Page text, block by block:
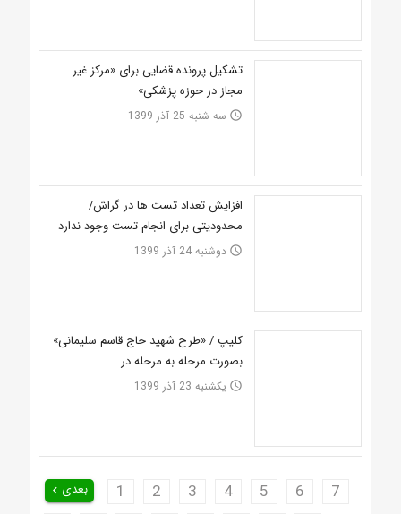
تشکیل پرونده قضایی برای «مرکز غیر
مجاز در حوزه پزشکی»
access_time سه شنبه 25 آذر 1399
افزایش تعداد تست ها در گراش/
محدودیتی برای انجام تست وجود ندارد
access_time دوشنبه 24 آذر 1399
کلیپ / «طرح شهید حاج قاسم سلیمانی»
بصورت مرحله به مرحله در ...
access_time یکشنبه 23 آذر 1399
بعدی keyboard_arrow_left 1 2 3 4 5 6
7